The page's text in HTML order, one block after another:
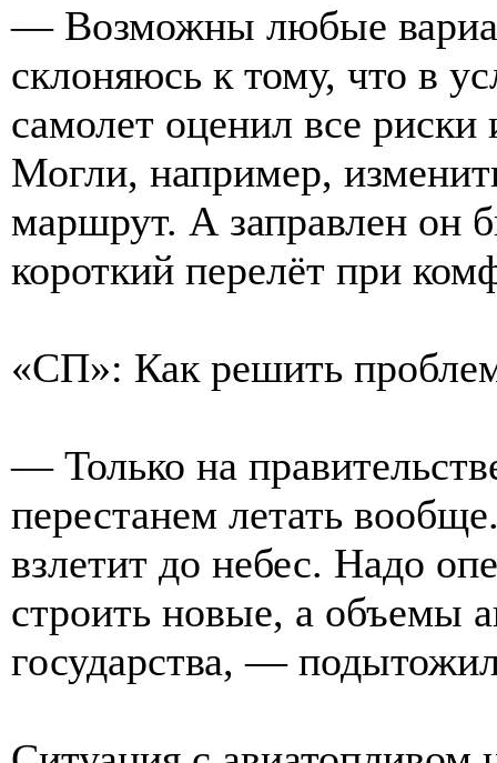
— Возможны любые
склоняюсь к тому, что в
самолет оценил все
Могли, например,
маршрут. А заправлен он
короткий перелёт при
«СП»: Как решить
— Только на
перестанем летать
взлетит до небес. Надо
строить новые, а объемы
государства, —